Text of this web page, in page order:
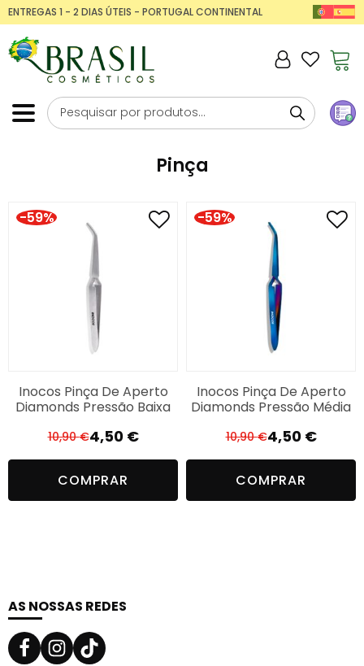
ENTREGAS 1 - 2 DIAS ÚTEIS - PORTUGAL CONTINENTAL
Pinça
-59%
Inocos Pinça De Aperto
Diamonds Pressão Baixa
10,90€O
preço
original
era:
4,50 €
O
preço
atual
é:
COMPRAR
-59%
Inocos Pinça De Aperto
Diamonds Pressão Média
10,90€O
preço
original
era:
4,50 €
O
preço
atual
é:
COMPRAR
AS NOSSAS REDES